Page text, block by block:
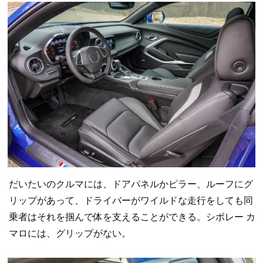
だいたいのクルマには、ドアパネルかピラー、ルーフにグ
リップがあって、ドライバーがワイルドな走行をしても同
乗者はそれを掴んで体を支えることができる。シボレー カ
マロには、グリップがない。